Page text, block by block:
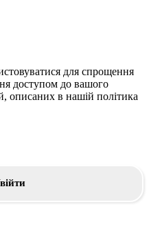
для спрощення
доступом до вашого
описаних в нашій політика